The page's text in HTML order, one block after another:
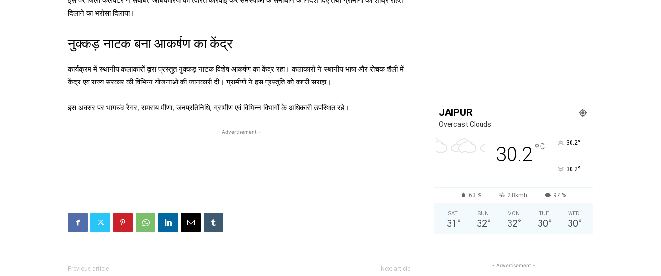
दिलाने का भरोसा दिलाया।
नुक्कड़ नाटक बना आकर्षण का केंद्र
कार्यक्रम में स्थानीय कलाकारों द्वारा प्रस्तुत नुक्कड़ नाटक विशेष आकर्षण का केंद्र रहा। कलाकारों ने स्थानीय भाषा और रोचक शैली में
केंद्र एवं राज्य सरकार की विभिन्न योजनाओं की जानकारी दी। ग्रामीणों ने इस प्रस्तुति को काफी सराहा।
इस अवसर पर भागचंद रैगर,रामराय मीणा, जनप्रतिनिधि, ग्रामीण एवं विभिन्न विभागों के अधिकारी उपस्थित रहे।
- Advertisement -
Previous article Next article
JAIPUR
Overcast Clouds
30.2°C 30.2°
30.2°
63 % 2.8kmh 97 %
SAT
31 °
SUN
32°
MON
32°
TUE
30°
WED
30°
- Advertisement -